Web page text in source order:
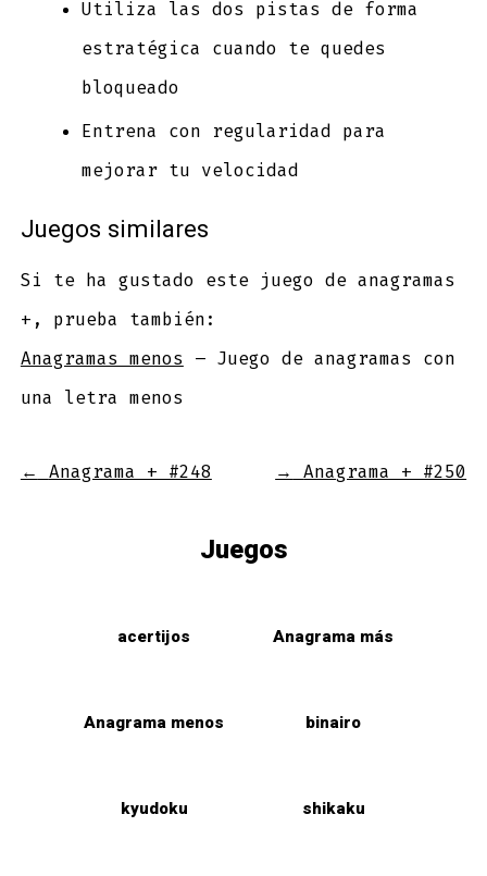
Utiliza las dos pistas de forma
estratégica cuando te quedes
bloqueado
Entrena con regularidad para
mejorar tu velocidad
Juegos similares
Si te ha gustado este juego de anagramas
+, prueba también:
Anagramas menos – Juego de anagramas con
una letra menos
← Anagrama + #248 → Anagrama + #250
Juegos
acertijos Anagrama más
Anagrama menos binairo
kyudoku shikaku